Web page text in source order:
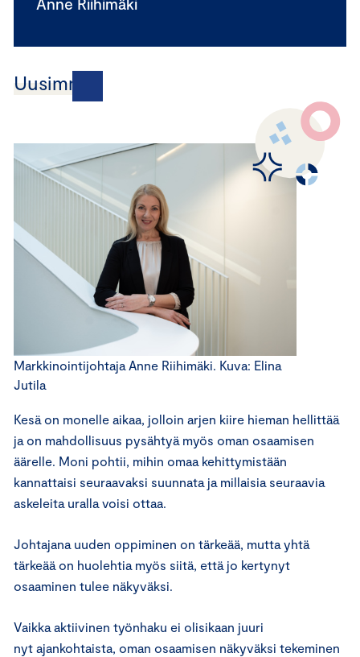
Uusimmat
Markkinointijohtaja Anne Riihimäki. Kuva: Elina
Jutila
Kesä on monelle aikaa, jolloin arjen kiire hieman hellittää
ja on mahdollisuus pysähtyä myös oman osaamisen
äärelle. Moni pohtii, mihin omaa kehittymistään
kannattaisi seuraavaksi suunnata ja millaisia seuraavia
askeleita uralla voisi ottaa.
Johtajana uuden oppiminen on tärkeää, mutta yhtä
tärkeää on huolehtia myös siitä, että jo kertynyt
osaaminen tulee näkyväksi.
Vaikka aktiivinen työnhaku ei olisikaan juuri
nyt ajankohtaista, oman osaamisen näkyväksi tekeminen